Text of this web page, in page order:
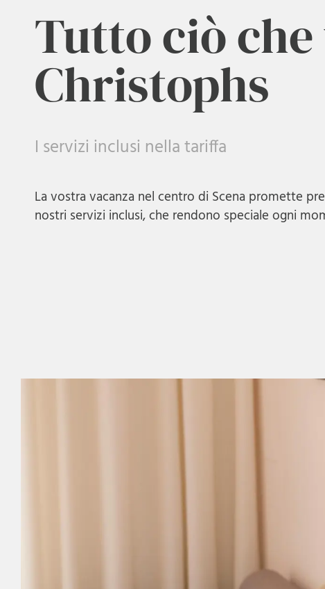
Tutto ciò
Christophs
I servizi inclusi nella tariffa
La vostra vacanza nel centro di Scena promette
nostri servizi inclusi, che rendono speciale ogni